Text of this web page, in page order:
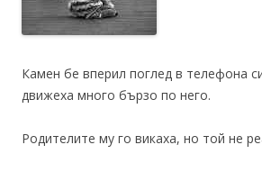
Камен бе вперил поглед в телефона
движеха много бързо по него.
Родителите му го викаха, но той не